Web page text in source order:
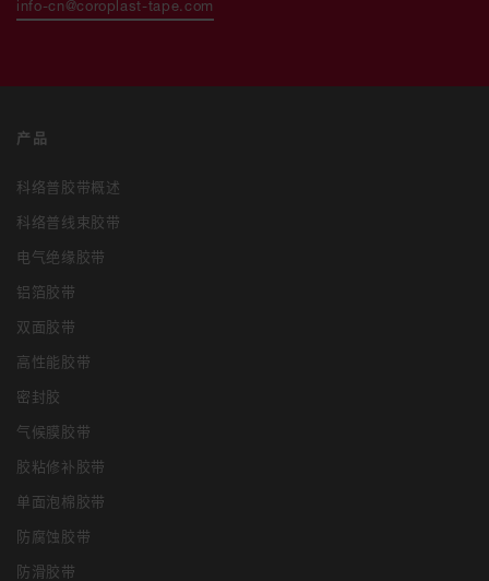
产品
科络普胶带概述
科络普线束胶带
电气绝缘胶带
铝箔胶带
双面胶带
高性能胶带
密封胶
气候膜胶带
胶粘修补胶带
单面泡棉胶带
防腐蚀胶带
防滑胶带
info-cn@coroplast-tape.com